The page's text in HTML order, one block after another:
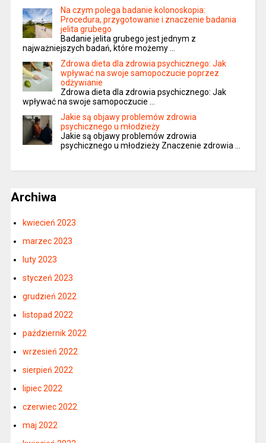
Na czym polega badanie kolonoskopia:
Procedura, przygotowanie i znaczenie badania
jelita grubego
Badanie jelita grubego jest jednym z
najważniejszych badań, które możemy …
Zdrowa dieta dla zdrowia psychicznego: Jak
wpływać na swoje samopoczucie poprzez
odżywianie
Zdrowa dieta dla zdrowia psychicznego: Jak
wpływać na swoje samopoczucie …
Jakie są objawy problemów zdrowia
psychicznego u młodzieży
Jakie są objawy problemów zdrowia
psychicznego u młodzieży Znaczenie zdrowia …
Archiwa
kwiecień 2023
marzec 2023
luty 2023
styczeń 2023
grudzień 2022
listopad 2022
październik 2022
wrzesień 2022
sierpień 2022
lipiec 2022
czerwiec 2022
maj 2022